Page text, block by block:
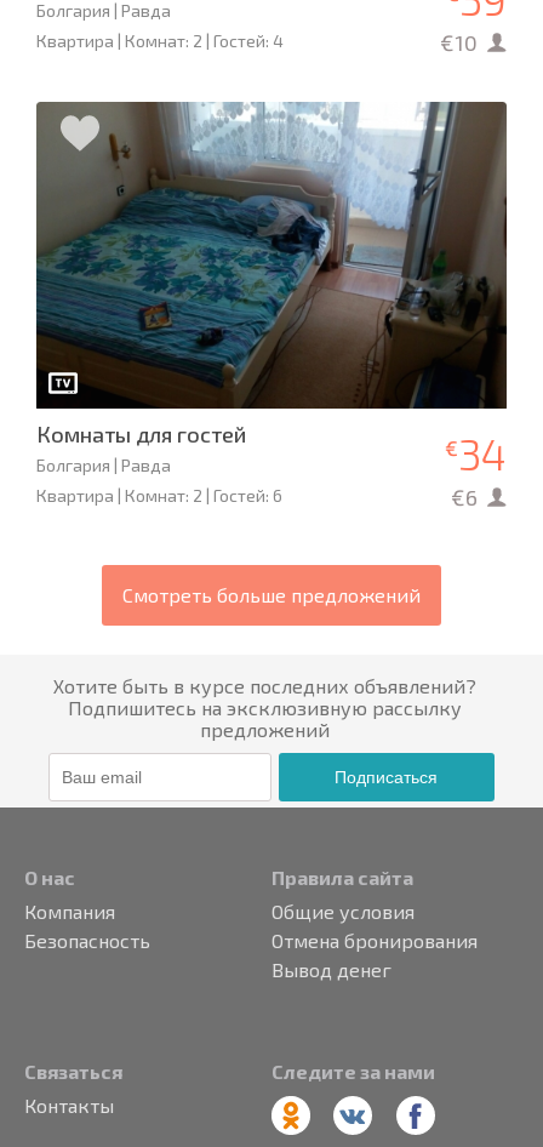
Болгария | Равда
Квартира | Комнат: 2 | Гостей: 4
€10
Комнаты для гостей
Болгария | Равда
Квартира | Комнат: 2 | Гостей: 6
€34
€6
Смотреть больше предложений
Хотите быть в курсе последних объявлений?
Подпишитесь на эксклюзивную рассылку
предложений
Подписаться
О нас
Компания
Безопасность
Правила сайта
Общие условия
Отмена бронирования
Вывод денег
Связаться
Контакты
Следите за нами